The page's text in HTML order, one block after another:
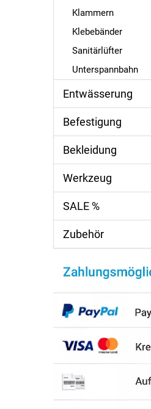
Klammern
Klebebänder
Sanitärlüfter
Unterspannbahn
Entwässerung
Befestigung
Bekleidung
Werkzeug
SALE %
Zubehör